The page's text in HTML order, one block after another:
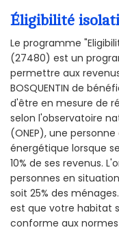
Éligibilité
Le programme
(27480) est un
permettre aux
BOSQUENTIN de
d'être en mesure de
selon l'observatoire
(ONEP), une
énergétique lorsque
10% de ses revenus.
personnes en
soit 25% des ménages.
est que votre habitat
conforme aux